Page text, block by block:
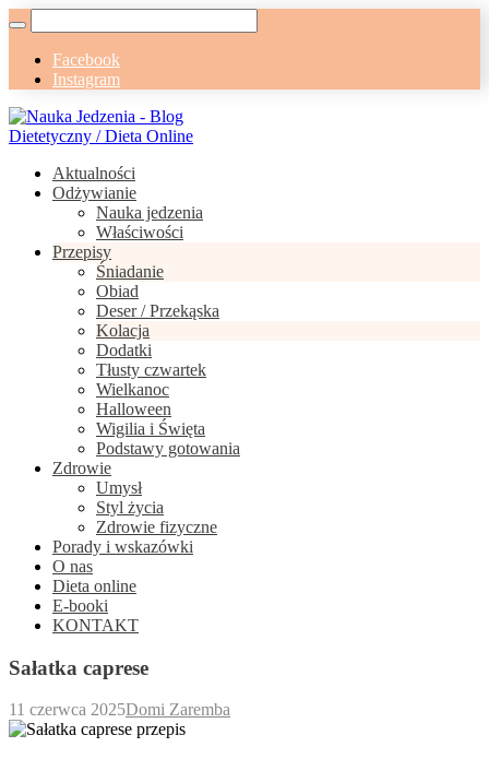
Facebook
Instagram
Aktualności
Odżywianie
Nauka jedzenia
Właściwości
Przepisy
Śniadanie
Obiad
Deser / Przekąska
Kolacja
Dodatki
Tłusty czwartek
Wielkanoc
Halloween
Wigilia i Święta
Podstawy gotowania
Zdrowie
Umysł
Styl życia
Zdrowie fizyczne
Porady i wskazówki
O nas
Dieta online
E-booki
KONTAKT
Sałatka caprese
11 czerwca 2025Domi Zaremba